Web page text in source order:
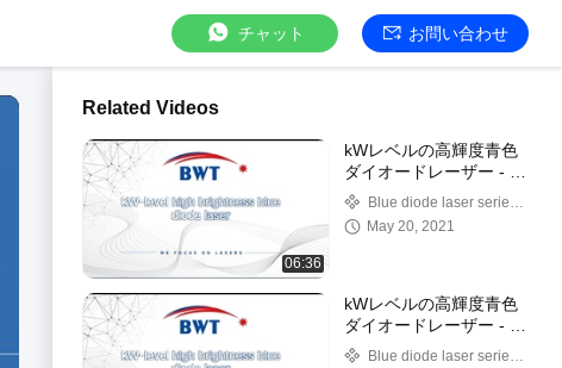
チャット お問い合わせ
Related Videos
06:36
kWレベルの高輝度青色
ダイオードレーザー - セ
クションC
Blue diode laser series
products
May 20, 2021
kWレベルの高輝度青色
ダイオードレーザー - セ
クションB
Blue diode laser series